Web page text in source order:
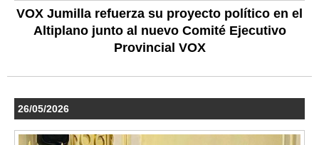
VOX Jumilla refuerza su proyecto político en el
Altiplano junto al nuevo Comité Ejecutivo
Provincial VOX
26/05/2026